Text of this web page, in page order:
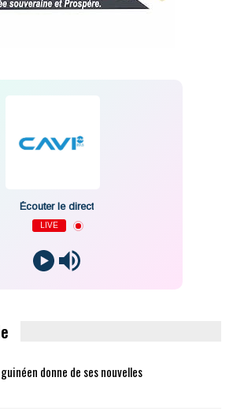
Écouter le direct
LIVE
donne de ses nouvelles